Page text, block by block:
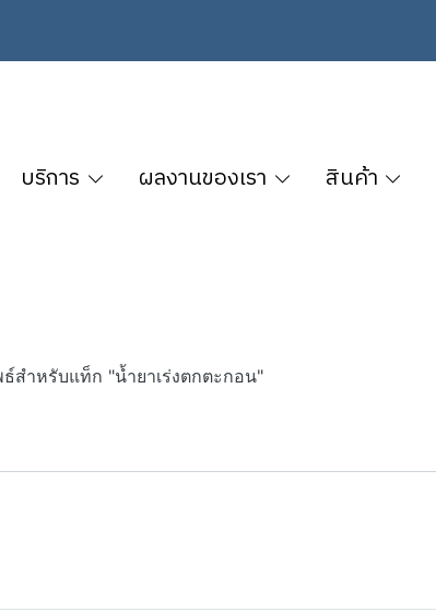
บริการ ผลงานของเรา สินค้า
สำหรับแท็ก "น้ำยาเร่งตกตะกอน"